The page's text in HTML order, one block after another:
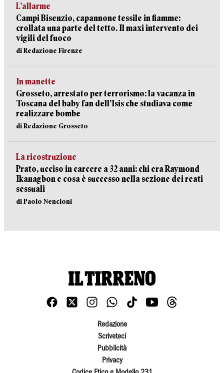
L’allarme
Campi Bisenzio, capannone tessile in fiamme:
crollata una parte del tetto. Il maxi intervento dei
vigili del fuoco
di Redazione Firenze
In manette
Grosseto, arrestato per terrorismo: la vacanza in
Toscana del baby fan dell’Isis che studiava come
realizzare bombe
di Redazione Grosseto
La ricostruzione
Prato, ucciso in carcere a 32 anni: chi era Raymond
Ikanagbon e cosa è successo nella sezione dei reati
sessuali
di Paolo Nencioni
Redazione
Scriveteci
Pubblicità
Privacy